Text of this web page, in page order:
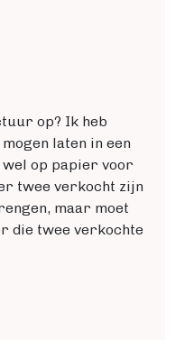
op? Ik heb
laten in een
op papier voor
twee verkocht zijn
maar moet
die twee verkochte